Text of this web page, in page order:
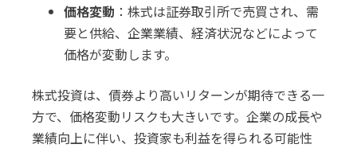
価格変動 ：株式は証券取引所で売買され、需
要と供給、企業業績、経済状況などによって
価格が変動します。
株式投資は、債券より高いリターンが期待できる一
方で、価格変動リスクも大きいです。企業の成長や
業績向上に伴い、投資家も利益を得られる可能性